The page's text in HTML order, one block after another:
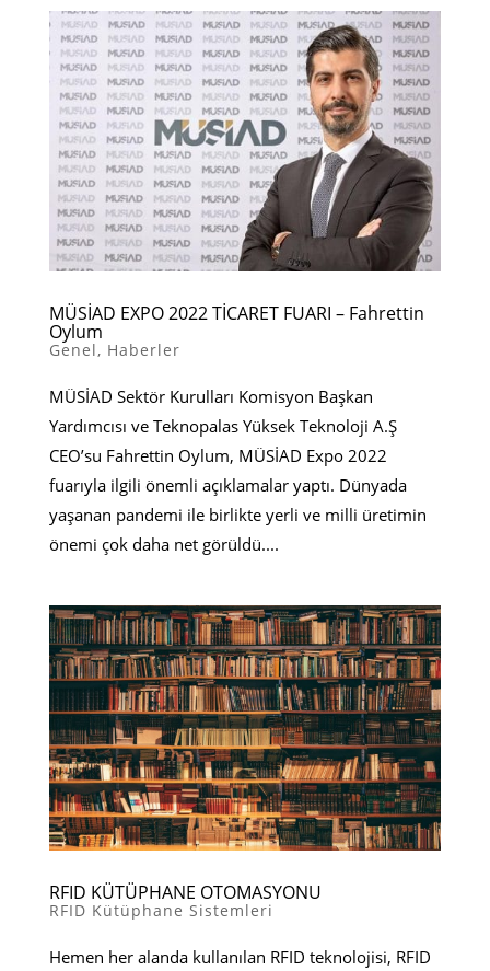
MÜSİAD EXPO 2022 TİCARET FUARI – Fahrettin
Oylum
Genel, Haberler
MÜSİAD Sektör Kurulları Komisyon Başkan
Yardımcısı ve Teknopalas Yüksek Teknoloji A.Ş
CEO’su Fahrettin Oylum, MÜSİAD Expo 2022
fuarıyla ilgili önemli açıklamalar yaptı. Dünyada
yaşanan pandemi ile birlikte yerli ve milli üretimin
önemi çok daha net görüldü....
RFID KÜTÜPHANE OTOMASYONU
RFID Kütüphane Sistemleri
Hemen her alanda kullanılan RFID teknolojisi, RFID